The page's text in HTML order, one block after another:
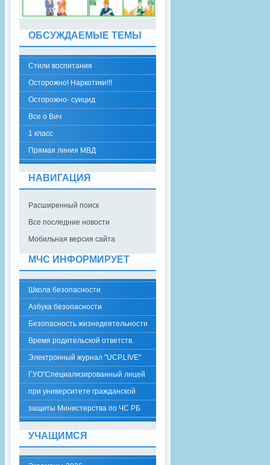
ОБСУЖДАЕМЫЕ ТЕМЫ
Стили воспитания
Осторожно! Наркотики!!!
Осторожно- суицид
Все о Вич
1 класс
Прямая линия МВД
НАВИГАЦИЯ
Расширенный поиск
Все последние новости
Мобильная версия сайта
МЧС ИНФОРМИРУЕТ
Школа безопасности
Азбука безопасности
Безопасность жизнедеятельности
Время родительской ответств.
Электронный журнал "UCP.LIVE"
ГУО"Специализированный лицей
при университете гражданской
защиты Министерства по ЧС РБ
УЧАЩИМСЯ